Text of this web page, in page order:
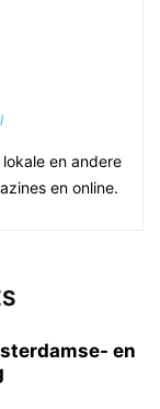
en andere
en online.
en